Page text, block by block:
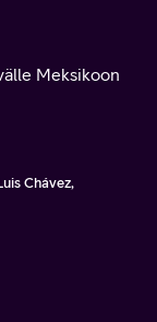
Meksikoon
Chávez,